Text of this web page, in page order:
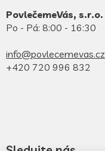
PovlečemeVás, s.r.o.
Po - Pá: 8:00 - 16:30
info@povlecemevas.cz
+420 720 996 832